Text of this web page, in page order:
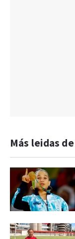
Más leidas